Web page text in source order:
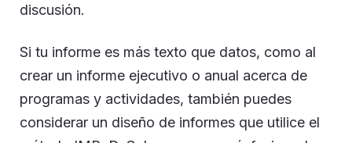
discusión.
Si tu informe es más texto que datos, como al
crear un informe ejecutivo o anual acerca de
programas y actividades, también puedes
considerar un diseño de informes que utilice el